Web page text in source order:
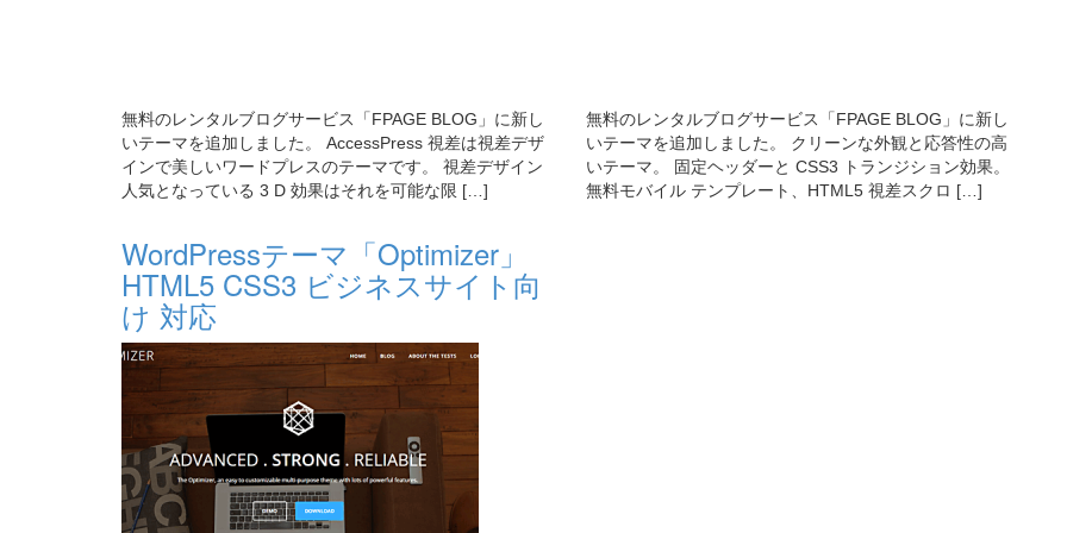
無料のレンタルブログサービス「FPAGE BLOG」に新し
いテーマを追加しました。 AccessPress 視差は視差デザ
インで美しいワードプレスのテーマです。 視差デザイン
人気となっている 3 D 効果はそれを可能な限 […]
WordPressテーマ「Optimizer」
HTML5 CSS3 ビジネスサイト向
け 対応